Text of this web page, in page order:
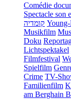
Comédie
Spectacle son
קומדיה
Musikfilm
Doku
Lichtspektakel
Filmfestival
Spielfilm
Crime TV-
Familienfilm
am Berghain